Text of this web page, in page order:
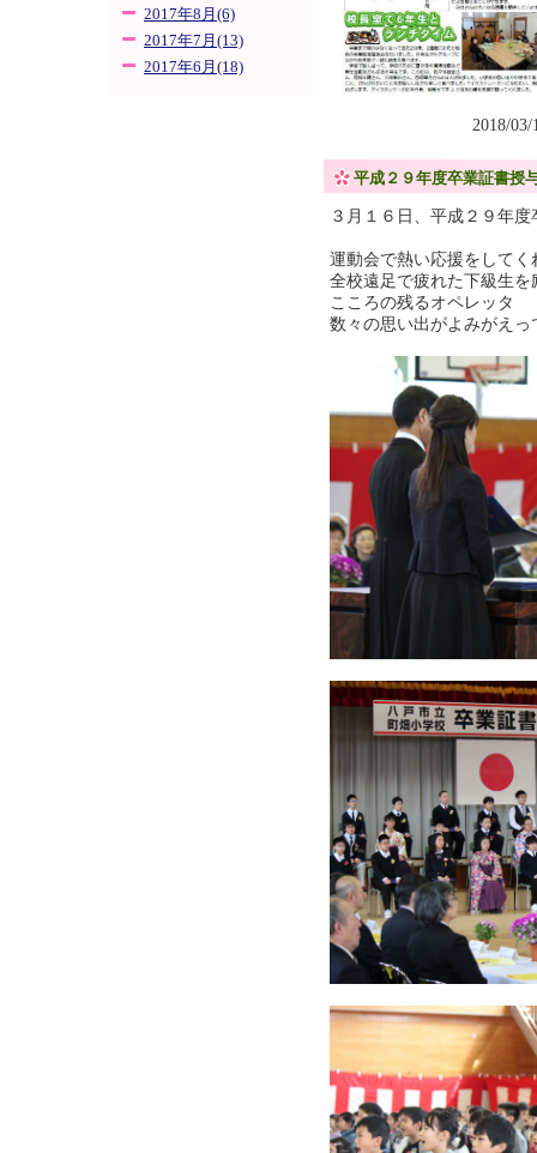
2017年8月(6)
2017年7月(13)
2017年6月(18)
2018/
平成２９年度卒業証書授
３月１６日、平成２９年
運動会で熱い応援をしてく
全校遠足で疲れた下級生
こころの残るオペレッタ
数々の思い出がよみがえっ